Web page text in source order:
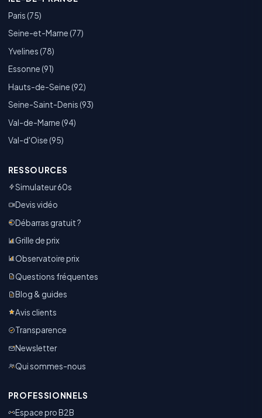
Paris (75)
Seine-et-Marne (77)
Yvelines (78)
Essonne (91)
Hauts-de-Seine (92)
Seine-Saint-Denis (93)
Val-de-Marne (94)
Val-d'Oise (95)
RESSOURCES
Simulateur 60s
Devis vidéo
Débarras gratuit ?
Grille de prix
Observatoire prix
Questions fréquentes
Blog & guides
Avis clients
Transparence
Newsletter
Qui sommes-nous
PROFESSIONNELS
Espace pro B2B